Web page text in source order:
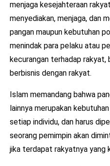
menjaga kesejahteraan
menyediakan, menjaga, dan
pangan maupun kebutuhan
menindak para pelaku atau
kecurangan terhadap rakyat,
berbisnis dengan rakyat.
Islam memandang bahwa
lainnya merupakan
setiap individu, dan harus
seorang pemimpin akan
jika terdapat rakyatnya yang